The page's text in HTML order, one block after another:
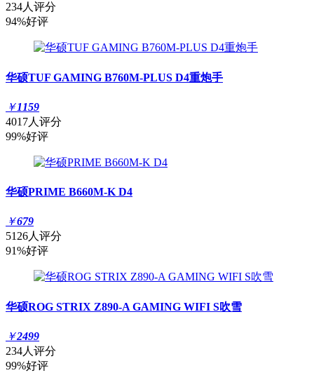
234人评分
94%好评
华硕TUF GAMING B760M-PLUS D4重炮手
￥1159
4017人评分
99%好评
华硕PRIME B660M-K D4
￥679
5126人评分
91%好评
华硕ROG STRIX Z890-A GAMING WIFI S吹雪
￥2499
234人评分
99%好评